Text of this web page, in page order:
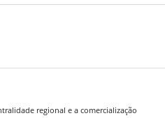
regional e a comercialização